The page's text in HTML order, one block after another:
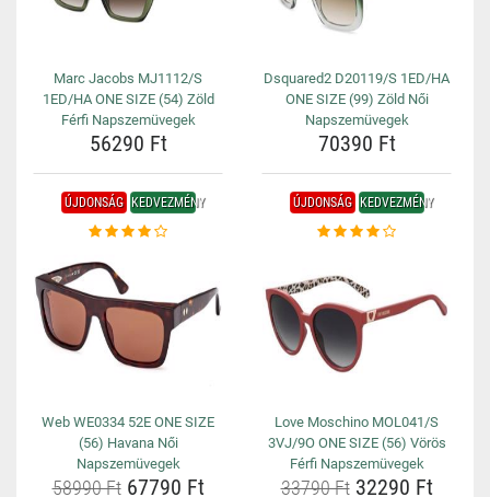
Marc Jacobs MJ1112/S
1ED/HA ONE SIZE (54) Zöld
Férfi Napszemüvegek
56290 Ft
Dsquared2 D20119/S 1ED/HA
ONE SIZE (99) Zöld Női
Napszemüvegek
70390 Ft
ÚJDONSÁG KEDVEZMÉNY
Web WE0334 52E ONE SIZE
(56) Havana Női
Napszemüvegek
58990 Ft67790 Ft
ÚJDONSÁG KEDVEZMÉNY
Love Moschino MOL041/S
3VJ/9O ONE SIZE (56) Vörös
Férfi Napszemüvegek
33790 Ft32290 Ft